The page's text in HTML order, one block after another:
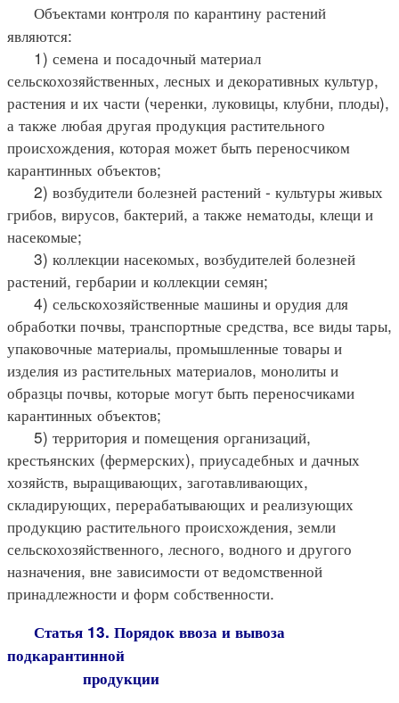
Объектами контроля по карантину растений
являются:
1) семена и посадочный материал
сельскохозяйственных, лесных и декоративных культур,
растения и их части (черенки, луковицы, клубни, плоды),
а также любая другая продукция растительного
происхождения, которая может быть переносчиком
карантинных объектов;
2) возбудители болезней растений - культуры живых
грибов, вирусов, бактерий, а также нематоды, клещи и
насекомые;
3) коллекции насекомых, возбудителей болезней
растений, гербарии и коллекции семян;
4) сельскохозяйственные машины и орудия для
обработки почвы, транспортные средства, все виды тары,
упаковочные материалы, промышленные товары и
изделия из растительных материалов, монолиты и
образцы почвы, которые могут быть переносчиками
карантинных объектов;
5) территория и помещения организаций,
крестьянских (фермерских), приусадебных и дачных
хозяйств, выращивающих, заготавливающих,
складирующих, перерабатывающих и реализующих
продукцию растительного происхождения, земли
сельскохозяйственного, лесного, водного и другого
назначения, вне зависимости от ведомственной
принадлежности и форм собственности.
Статья 13. Порядок ввоза и вывоза
подкарантинной
продукции